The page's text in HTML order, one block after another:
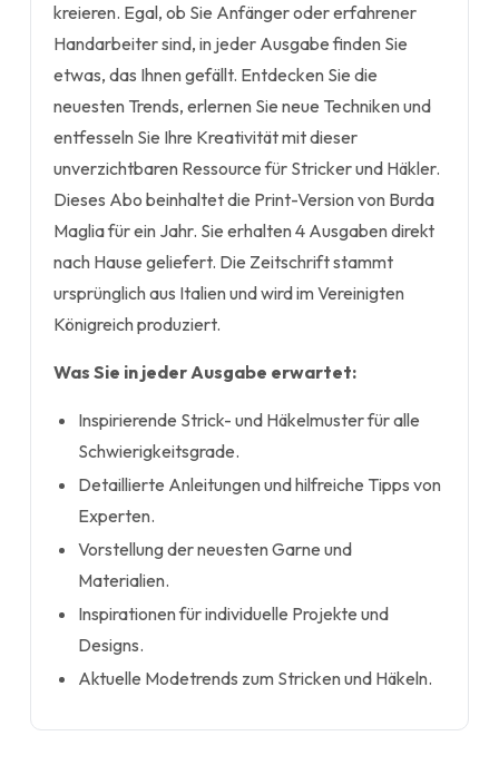
kreieren. Egal, ob Sie Anfänger oder erfahrener
Handarbeiter sind, in jeder Ausgabe finden Sie
etwas, das Ihnen gefällt. Entdecken Sie die
neuesten Trends, erlernen Sie neue Techniken und
entfesseln Sie Ihre Kreativität mit dieser
unverzichtbaren Ressource für Stricker und Häkler.
Dieses Abo beinhaltet die Print-Version von Burda
Maglia für ein Jahr. Sie erhalten 4 Ausgaben direkt
nach Hause geliefert. Die Zeitschrift stammt
ursprünglich aus Italien und wird im Vereinigten
Königreich produziert.
Was Sie in jeder Ausgabe erwartet:
Inspirierende Strick- und Häkelmuster für alle
Schwierigkeitsgrade.
Detaillierte Anleitungen und hilfreiche Tipps von
Experten.
Vorstellung der neuesten Garne und
Materialien.
Inspirationen für individuelle Projekte und
Designs.
Aktuelle Modetrends zum Stricken und Häkeln.